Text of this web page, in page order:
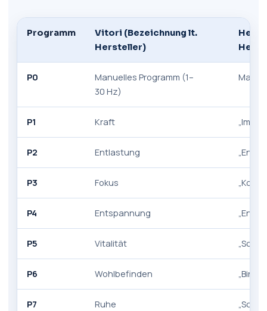
Programm
Vitori (Bezeichnung lt.
Hersteller)
P0
Manuelles Programm (1–
30 Hz)
P1 Kraft
P2 Entlastung
P3 Fokus
P4 Entspannung
P5 Vitalität
P6 Wohlbefinden
P7 Ruhe